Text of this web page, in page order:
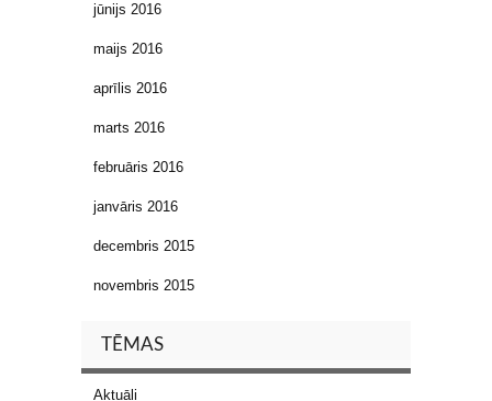
jūnijs 2016
maijs 2016
aprīlis 2016
marts 2016
februāris 2016
janvāris 2016
decembris 2015
novembris 2015
TĒMAS
Aktuāli